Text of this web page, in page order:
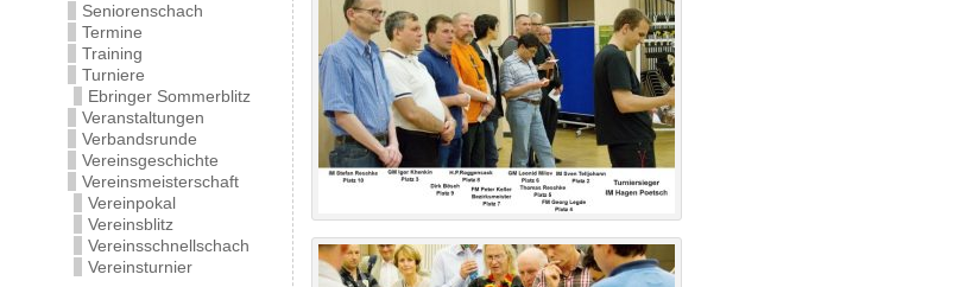
Seniorenschach
Termine
Training
Turniere
Ebringer Sommerblitz
Veranstaltungen
Verbandsrunde
Vereinsgeschichte
Vereinsmeisterschaft
Vereinpokal
Vereinsblitz
Vereinsschnellschach
Vereinsturnier